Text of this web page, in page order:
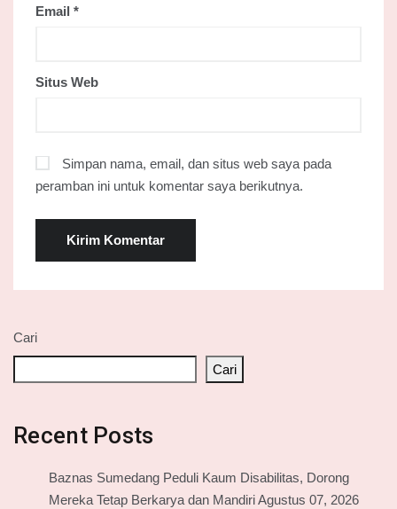
Email *
Situs Web
Simpan nama, email, dan situs web saya pada
peramban ini untuk komentar saya berikutnya.
Cari
Cari
Recent Posts
Baznas Sumedang Peduli Kaum Disabilitas, Dorong
Mereka Tetap Berkarya dan Mandiri Agustus 07, 2026